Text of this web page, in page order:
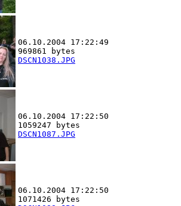
06.10.2004 17:22:49
969861 bytes
DSCN1038.JPG
06.10.2004 17:22:50
1059247 bytes
DSCN1087.JPG
06.10.2004 17:22:50
1071426 bytes